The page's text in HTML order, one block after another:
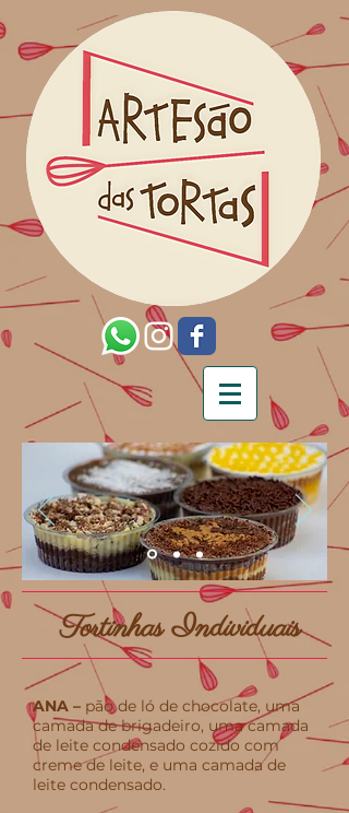
Tortinhas Individuais
ANA – pão de ló de chocolate, uma
camada de brigadeiro, uma camada
de leite condensado cozido com
creme de leite, e uma camada de
leite condensado.